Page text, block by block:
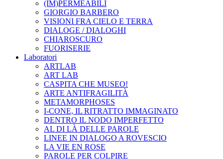
(IM)PERMEABILI
GIORGIO BARBERO
VISIONI FRA CIELO E TERRA
DIALOGE / DIALOGHI
CHIAROSCURO
FUORISERIE
Laboratori
ARTLAB
ART LAB
CASPITA CHE MUSEO!
ARTE ANTIFRAGILITÀ
METAMORPHOSES
I-CONE, IL RITRATTO IMMAGINATO
DENTRO IL NODO IMPERFETTO
AL DI LÀ DELLE PAROLE
LINEE IN DIALOGO A ROVESCIO
LA VIE EN ROSE
PAROLE PER COLPIRE